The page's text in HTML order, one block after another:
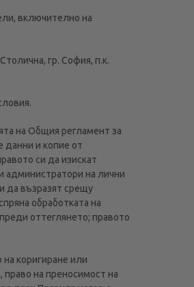
включително на
гр. София, п.к.
на Общия регламент за
данни и копие от
си да изискат
администратори на лични
да възразят срещу
обработката на
оттеглянето; правото
коригиране или
право на преносимост на